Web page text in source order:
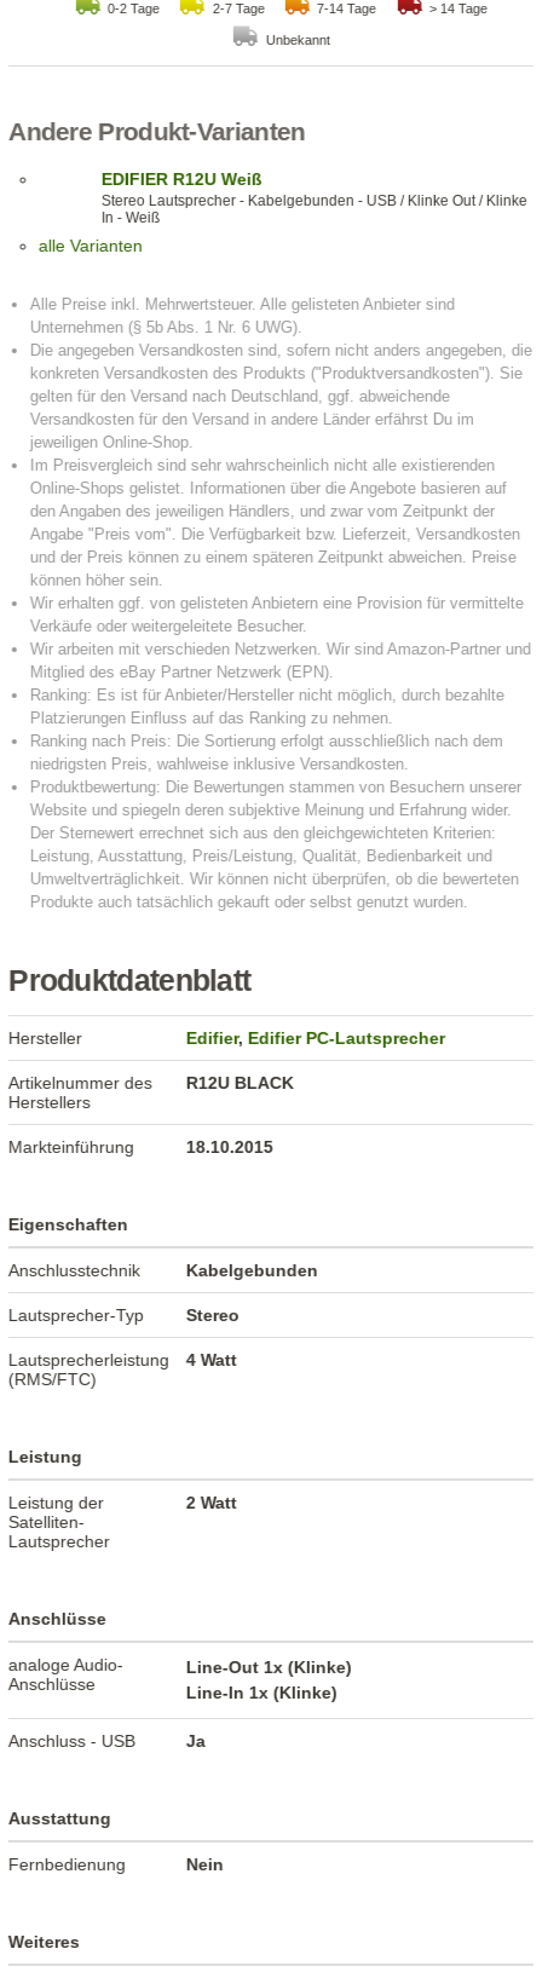
0-2 Tage 2-7 Tage 7-14 Tage > 14 Tage
Unbekannt
Andere Produkt-Varianten
EDIFIER R12U Weiß
Stereo Lautsprecher - Kabelgebunden - USB / Klinke Out / Klinke
In - Weiß
alle Varianten
Produktdatenblatt
Hersteller Edifier,Edifier PC-Lautsprecher
Artikelnummer des
Herstellers
R12U BLACK
Markteinführung 18.10.2015
Eigenschaften
Anschlusstechnik Kabelgebunden
Lautsprecher-Typ Stereo
Lautsprecherleistung
(RMS/FTC)
4 Watt
Leistung
Leistung der
Satelliten-
Lautsprecher
2 Watt
Anschlüsse
analoge Audio-
Anschlüsse
Line-Out 1x (Klinke)
Line-In 1x (Klinke)
Anschluss - USB Ja
Ausstattung
Fernbedienung Nein
Weiteres